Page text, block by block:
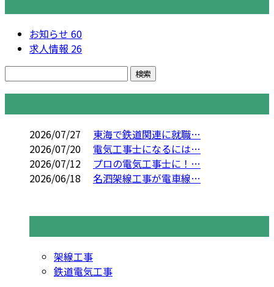
お知らせ 60
求人情報 26
2026/07/27
東海で鉄道関連に就職…
2026/07/20
電気工事士になるには…
2026/07/12
プロの電気工事士に！…
2026/06/18
名泗架線工事が電車線…
架線工事
鉄道電気工事